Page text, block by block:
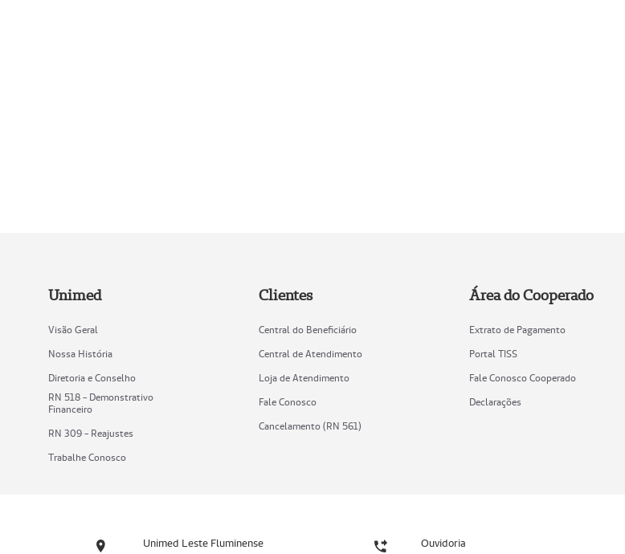
Unimed
Visão Geral
Nossa História
Diretoria e Conselho
RN 518 - Demonstrativo
Financeiro
RN 309 - Reajustes
Trabalhe Conosco
Clientes
Central do Beneficiário
Central de Atendimento
Loja de Atendimento
Fale Conosco
Cancelamento (RN 561)
Área do Cooperado
Extrato de Pagamento
Portal TISS
Fale Conosco Cooperado
Declarações
Unimed Leste Fluminense Ouvidoria